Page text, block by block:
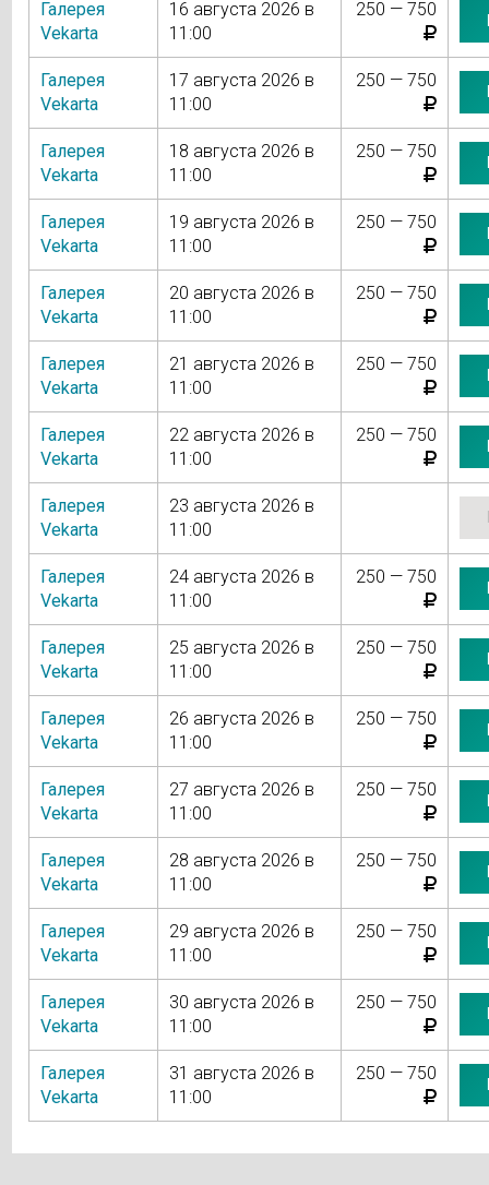
Галерея
Vekarta
16 августа 2026 в
11:00
250 — 750
Галерея
Vekarta
17 августа 2026 в
11:00
250 — 750
Галерея
Vekarta
18 августа 2026 в
11:00
250 — 750
Галерея
Vekarta
19 августа 2026 в
11:00
250 — 750
Галерея
Vekarta
20 августа 2026 в
11:00
250 — 750
Галерея
Vekarta
21 августа 2026 в
11:00
250 — 750
Галерея
Vekarta
22 августа 2026 в
11:00
250 — 750
Галерея
Vekarta
23 августа 2026 в
11:00
Галерея
Vekarta
24 августа 2026 в
11:00
250 — 750
Галерея
Vekarta
25 августа 2026 в
11:00
250 — 750
Галерея
Vekarta
26 августа 2026 в
11:00
250 — 750
Галерея
Vekarta
27 августа 2026 в
11:00
250 — 750
Галерея
Vekarta
28 августа 2026 в
11:00
250 — 750
Галерея
Vekarta
29 августа 2026 в
11:00
250 — 750
Галерея
Vekarta
30 августа 2026 в
11:00
250 — 750
Галерея
Vekarta
31 августа 2026 в
11:00
250 — 750